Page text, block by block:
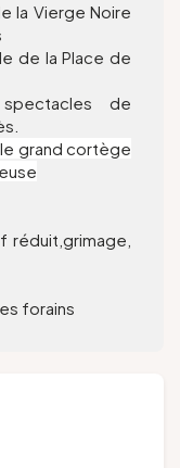
la Vierge Noire
de la Place de
de
grand cortège
réduit,grimage,
forains